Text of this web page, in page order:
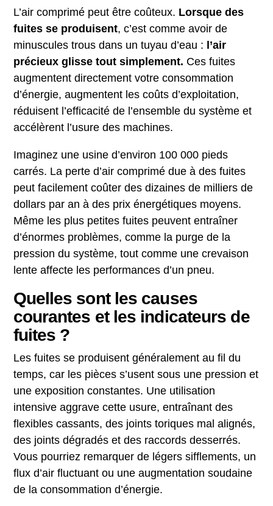
L’air comprimé peut être coûteux. Lorsque des
fuites se produisent, c’est comme avoir de
minuscules trous dans un tuyau d’eau : l’air
précieux glisse tout simplement. Ces fuites
augmentent directement votre consommation
d’énergie, augmentent les coûts d’exploitation,
réduisent l’efficacité de l’ensemble du système et
accélèrent l’usure des machines.
Imaginez une usine d’environ 100 000 pieds
carrés. La perte d’air comprimé due à des fuites
peut facilement coûter des dizaines de milliers de
dollars par an à des prix énergétiques moyens.
Même les plus petites fuites peuvent entraîner
d’énormes problèmes, comme la purge de la
pression du système, tout comme une crevaison
lente affecte les performances d’un pneu.
Quelles sont les causes
courantes et les indicateurs de
fuites ?
Les fuites se produisent généralement au fil du
temps, car les pièces s’usent sous une pression et
une exposition constantes. Une utilisation
intensive aggrave cette usure, entraînant des
flexibles cassants, des joints toriques mal alignés,
des joints dégradés et des raccords desserrés.
Vous pourriez remarquer de légers sifflements, un
flux d’air fluctuant ou une augmentation soudaine
de la consommation d’énergie.